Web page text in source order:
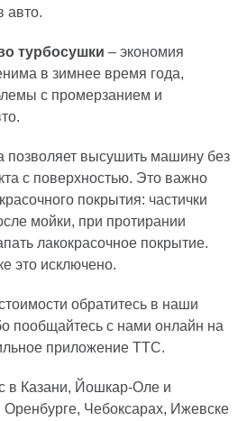
авто.
турбосушки – экономия
в зимнее время года,
с промерзанием и
позволяет высушить машину без
с поверхностью. Это важно
покрытия: частички
мойки, при протирании
лакокрасочное покрытие.
это исключено.
обратитесь в наши
пообщайтесь с нами онлайн на
приложение ТТС.
в Казани, Йошкар-Оле и
Чебоксарах, Ижевске